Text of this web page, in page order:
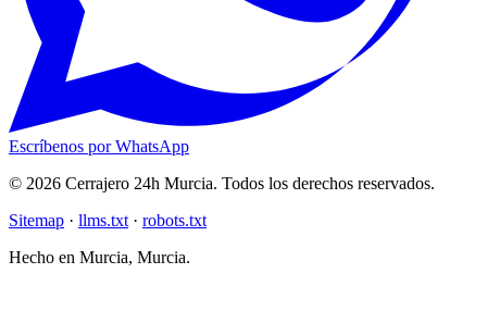
Escríbenos por WhatsApp
© 2026 Cerrajero 24h Murcia. Todos los derechos reservados.
Sitemap · llms.txt · robots.txt
Hecho en Murcia, Murcia.